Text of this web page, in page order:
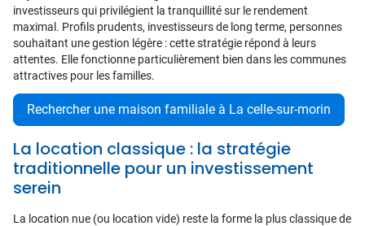
investisseurs qui privilégient la tranquillité sur le rendement
maximal. Profils prudents, investisseurs de long terme, personnes
souhaitant une gestion légère : cette stratégie répond à leurs
attentes. Elle fonctionne particulièrement bien dans les communes
attractives pour les familles.
Rechercher une maison familiale à La celle-sur-morin
La location classique : la stratégie
traditionnelle pour un investissement
serein
La location nue (ou location vide) reste la forme la plus classique de